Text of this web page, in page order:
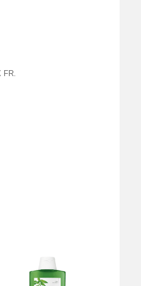
FR.